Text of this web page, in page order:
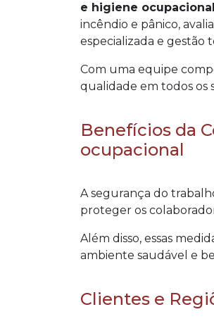
e higiene ocupacional
incêndio e pânico,
especializada e gestão
Com uma equipe
qualidade em todos os
Benefícios da
ocupacional
A segurança do
proteger os
Além disso, essas
ambiente saudável e
Clientes e